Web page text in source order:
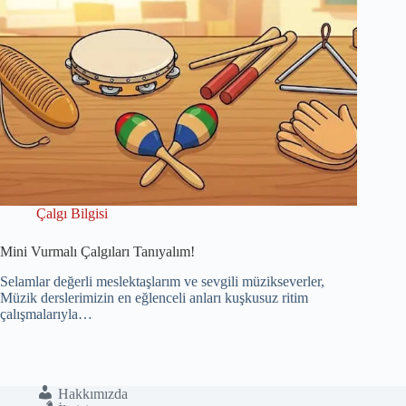
Çalgı Bilgisi
Mini Vurmalı Çalgıları Tanıyalım!
Selamlar değerli meslektaşlarım ve sevgili müzikseverler,
Müzik derslerimizin en eğlenceli anları kuşkusuz ritim
çalışmalarıyla…
Hakkımızda